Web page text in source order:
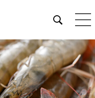
Open
site
search
form